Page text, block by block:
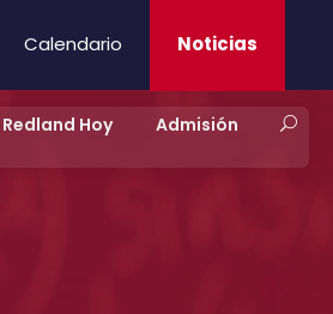
Calendario Noticias
Redland Hoy Admisión